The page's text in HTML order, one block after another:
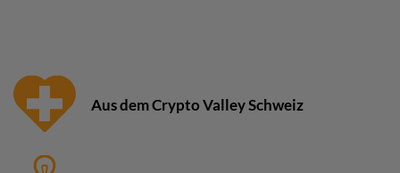
Aus dem Crypto Valley Schweiz